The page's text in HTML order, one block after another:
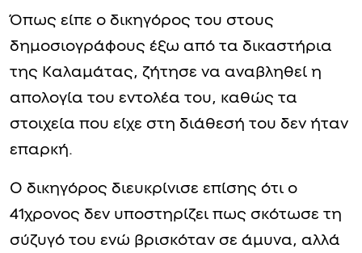
Όπως είπε ο δικηγόρος του στους
δημοσιογράφους έξω από τα δικαστήρια
της Καλαμάτας, ζήτησε να αναβληθεί η
απολογία του εντολέα του, καθώς τα
στοιχεία που είχε στη διάθεσή του δεν ήταν
επαρκή.
Ο δικηγόρος διευκρίνισε επίσης ότι ο
41χρονος δεν υποστηρίζει πως σκότωσε τη
σύζυγό του ενώ βρισκόταν σε άμυνα, αλλά